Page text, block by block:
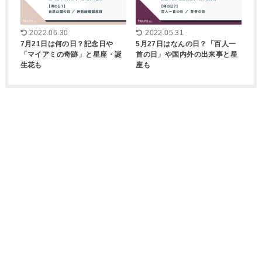
2022.06.30
7月21日は何の日？記念日や
「マイアミの奇跡」と星座・誕
生花も
2022.05.31
5月27日はなんの日？「百人一
首の日」や国内外の出来事と星
座も